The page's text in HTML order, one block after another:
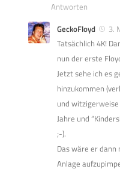
Antworten
GeckoFloyd
3.
Tatsächlich 4K!
nun der erste
Jetzt sehe ich es
hinzukommen
und
Jahre und
;-).
Das wäre er
Anlage